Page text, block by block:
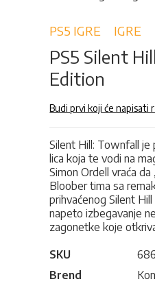
PS5 IGRE IGRE
PS5 Silent
Edition
Budi prvi koji će napisati
Silent Hill: Townfall je
lica koja te vodi na
Simon Ordell vraća
Bloober tima sa
prihvaćenog Silent
napeto izbegavanje
zagonetke koje
SKU
Brend